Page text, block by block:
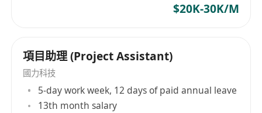
$20K-30K/M
項目助理 (Project Assistant)
國力科技
5-day work week, 12 days of paid annual leave
13th month salary